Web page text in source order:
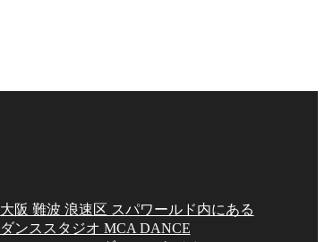
大阪 難波 浪速区 スパワールド内にある
ダンススタジオ MCA DANCE